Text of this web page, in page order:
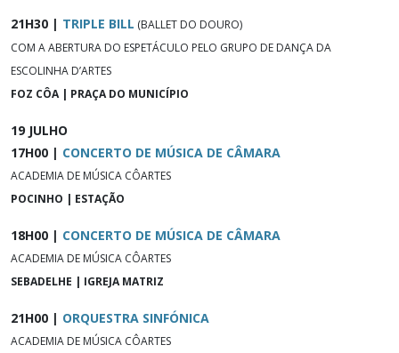
21H30 | TRIPLE BILL (BALLET DO DOURO)
COM A ABERTURA DO ESPETÁCULO PELO GRUPO DE DANÇA DA
ESCOLINHA D’ARTES
FOZ CÔA | PRAÇA DO MUNICÍPIO
19 JULHO
17H00 | CONCERTO DE MÚSICA DE CÂMARA
ACADEMIA DE MÚSICA CÔARTES
POCINHO | ESTAÇÃO
18H00 | CONCERTO DE MÚSICA DE CÂMARA
ACADEMIA DE MÚSICA CÔARTES
SEBADELHE | IGREJA MATRIZ
21H00 | ORQUESTRA SINFÓNICA
ACADEMIA DE MÚSICA CÔARTES